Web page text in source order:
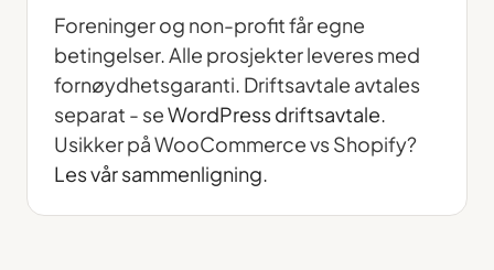
Foreninger og non-profit får egne
betingelser. Alle prosjekter leveres med
fornøydhetsgaranti. Driftsavtale avtales
separat - seWordPress driftsavtale.
Usikker på WooCommerce vs Shopify?
Les vår sammenligning.